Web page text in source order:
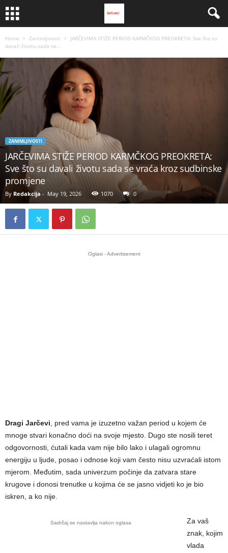
Home Zanimljivosti
JARČEVIMA STIŽE PERIOD KARMČKOG PREOKRETA: Sve što su
davali životu sada se...
ZANIMLJIVOSTI
JARČEVIMA STIŽE PERIOD KARMČKOG PREOKRETA:
Sve što su davali životu sada se vraća kroz sudbinske
promjene
By Redakcija - May 19, 2026 1070 0
Oglasi - Advertisement
Dragi Jarčevi, pred vama je izuzetno važan period u kojem će
mnoge stvari konačno doći na svoje mjesto. Dugo ste nosili teret
odgovornosti, ćutali kada vam nije bilo lako i ulagali ogromnu
energiju u ljude, posao i odnose koji vam često nisu uzvraćali istom
mjerom. Međutim, sada univerzum počinje da zatvara stare
krugove i donosi trenutke u kojima će se jasno vidjeti ko je bio
iskren, a ko nije.
Sadržaj se nastavlja nakon oglasa
Za vaš
znak, kojim
vlada